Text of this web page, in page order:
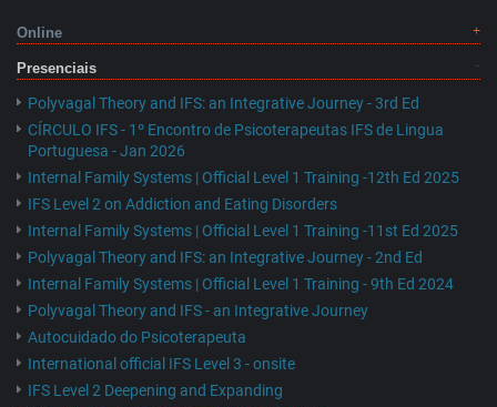
Online
Presenciais
Polyvagal Theory and IFS: an Integrative Journey - 3rd Ed
CÍRCULO IFS - 1º Encontro de Psicoterapeutas IFS de Lingua
Portuguesa - Jan 2026
Internal Family Systems | Official Level 1 Training -12th Ed 2025
IFS Level 2 on Addiction and Eating Disorders
Internal Family Systems | Official Level 1 Training -11st Ed 2025
Polyvagal Theory and IFS: an Integrative Journey - 2nd Ed
Internal Family Systems | Official Level 1 Training - 9th Ed 2024
Polyvagal Theory and IFS - an Integrative Journey
Autocuidado do Psicoterapeuta
International official IFS Level 3 - onsite
IFS Level 2 Deepening and Expanding